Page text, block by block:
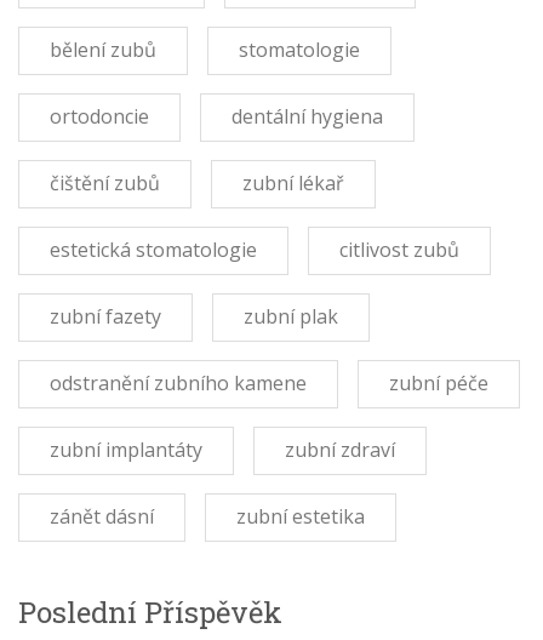
bělení zubů stomatologie
ortodoncie dentální hygiena
čištění zubů zubní lékař
estetická stomatologie citlivost zubů
zubní fazety zubní plak
odstranění zubního kamene zubní péče
zubní implantáty zubní zdraví
zánět dásní zubní estetika
Poslední Příspěvěk